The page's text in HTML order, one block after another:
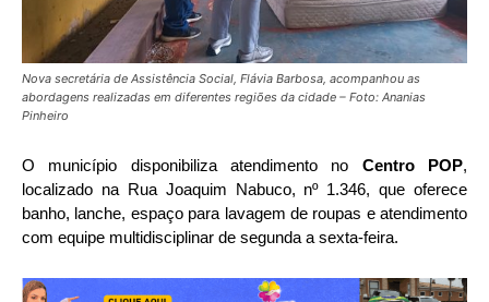
Nova secretária de Assistência Social, Flávia Barbosa, acompanhou as
abordagens realizadas em diferentes regiões da cidade – Foto: Ananias
Pinheiro
O município disponibiliza atendimento no Centro POP,
localizado na Rua Joaquim Nabuco, nº 1.346, que oferece
banho, lanche, espaço para lavagem de roupas e atendimento
com equipe multidisciplinar de segunda a sexta-feira.